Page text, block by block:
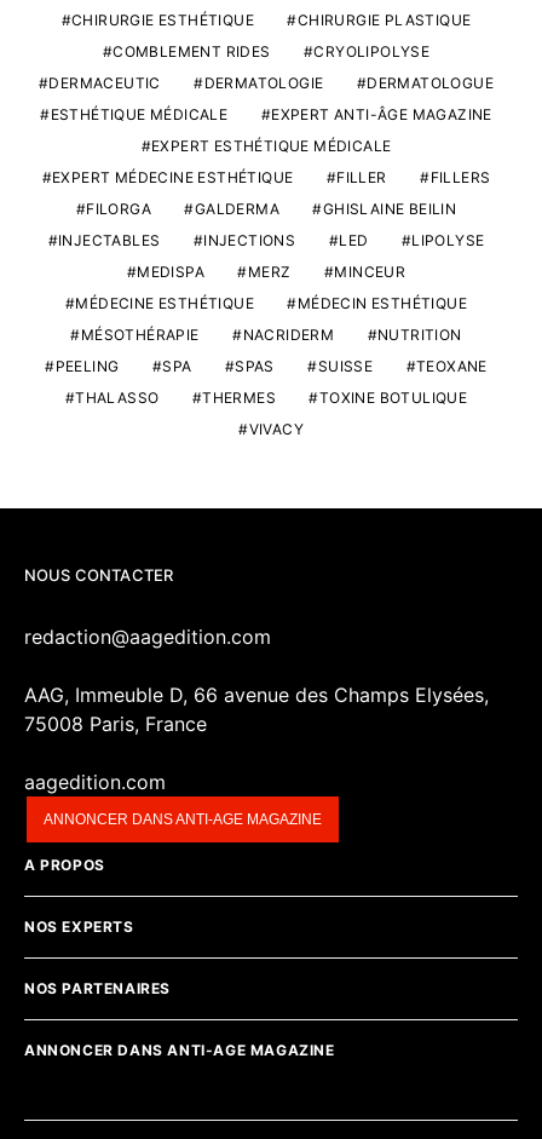
CHIRURGIE ESTHÉTIQUE
CHIRURGIE PLASTIQUE
COMBLEMENT RIDES
CRYOLIPOLYSE
DERMACEUTIC
DERMATOLOGIE
DERMATOLOGUE
ESTHÉTIQUE MÉDICALE
EXPERT ANTI-ÂGE MAGAZINE
EXPERT ESTHÉTIQUE MÉDICALE
EXPERT MÉDECINE ESTHÉTIQUE
FILLER
FILLERS
FILORGA
GALDERMA
GHISLAINE BEILIN
INJECTABLES
INJECTIONS LED
LIPOLYSE
MEDISPA
MERZ
MINCEUR
MÉDECINE ESTHÉTIQUE
MÉDECIN ESTHÉTIQUE
MÉSOTHÉRAPIE
NACRIDERM
NUTRITION
PEELING
SPA SPAS SUISSE
TEOXANE
THALASSO
THERMES
TOXINE BOTULIQUE
VIVACY
NOUS CONTACTER
redaction@aagedition.com
AAG, Immeuble D, 66 avenue des Champs Elysées,
75008 Paris, France
aagedition.com
ANNONCER DANS ANTI-AGE MAGAZINE
A PROPOS
NOS EXPERTS
NOS PARTENAIRES
ANNONCER DANS ANTI-AGE MAGAZINE